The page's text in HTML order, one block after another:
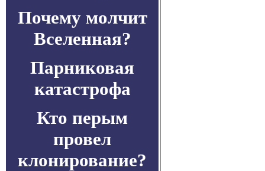
Почему молчит
Вселенная?
Парниковая
катастрофа
Кто перым
провел
клонирование?